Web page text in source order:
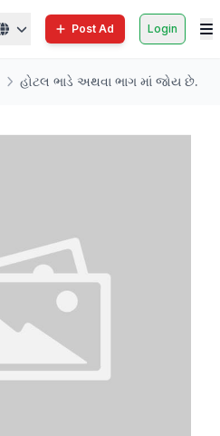
Post Ad Login
હોટલ ભાડે અથવા ભાગ માં જોય છે.